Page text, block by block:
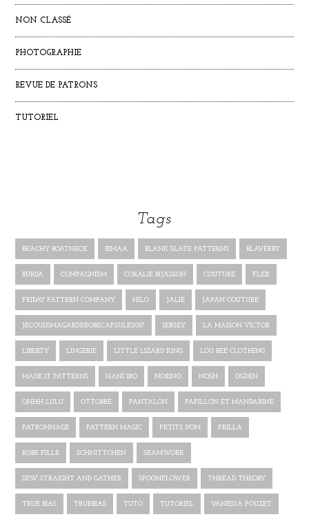
NON CLASSÉ
PHOTOGRAPHIE
REVUE DE PATRONS
TUTORIEL
Tags
BEACHY BOATNECK BIMAA BLANK SLATE PATTERNS BLAVERRY
BURDA COMPAGNIEM CORALIE BIJASSON COUTURE FLEX
FRIDAY PATTERN COMPANY HILO JALIE JAPAN COUTURE
JECOUDSMAGARDEROBECAPSULE2017 JERSEY LA MAISON VICTOR
LIBERTY LINGERIE LITTLE LIZARD KING LOU BEE CLOTHING
MADE IT PATTERNS NANI IRO NORINO NOSH OGDEN
OHHH LULU OTTOBRE PANTALON PAPILLON ET MANDARINE
PATRONNAGE PATTERN MAGIC PETITS D'OM PRILLA
ROBE FILLE SCHNITTCHEN SEAMWORK
SEW STRAIGHT AND GATHER SPOONFLOWER THREAD THEORY
TRUE BIAS TRUEBIAS TUTO TUTORIEL VANESSA POUZET